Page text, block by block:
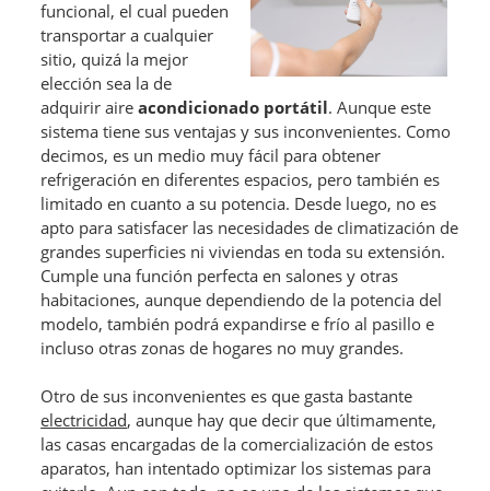
funcional, el cual pueden
transportar a cualquier
sitio, quizá la mejor
elección sea la de
adquirir aireacondicionado portátil . Aunque este
sistema tiene sus ventajas y sus inconvenientes. Como
decimos, es un medio muy fácil para obtener
refrigeración en diferentes espacios, pero también es
limitado en cuanto a su potencia. Desde luego, no es
apto para satisfacer las necesidades de climatización de
grandes superficies ni viviendas en toda su extensión.
Cumple una función perfecta en salones y otras
habitaciones, aunque dependiendo de la potencia del
modelo, también podrá expandirse e frío al pasillo e
incluso otras zonas de hogares no muy grandes.
Otro de sus inconvenientes es que gasta bastante
electricidad, aunque hay que decir que últimamente,
las casas encargadas de la comercialización de estos
aparatos, han intentado optimizar los sistemas para